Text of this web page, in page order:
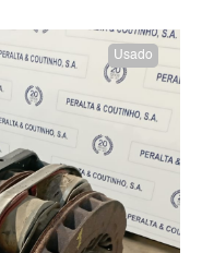
Usado